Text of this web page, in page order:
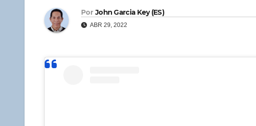
Por John Garcia Key (ES)
ABR 29, 2022